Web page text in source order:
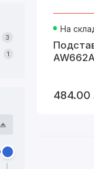
3
1
₼
На
484.00